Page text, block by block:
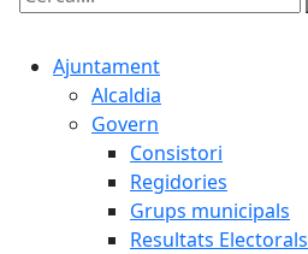
Cercar:
Ajuntament
Alcaldia
Govern
Consistori
Regidories
Grups municipals
Resultats Electorals